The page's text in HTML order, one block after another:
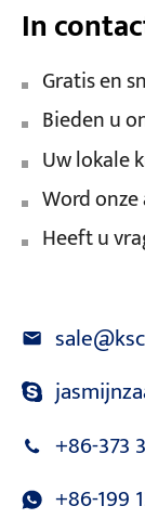
In
Gratis en
Bieden u
Uw lokale
Word
Heeft u
+86-373
+86-199